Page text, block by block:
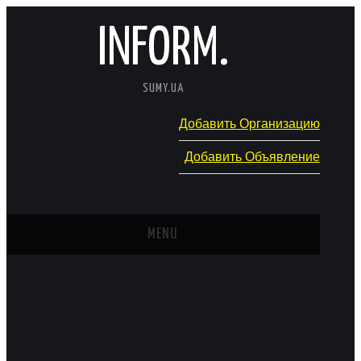
INFORM.
SUMY.UA
Добавить Организацию
Добавить Объявление
MENU